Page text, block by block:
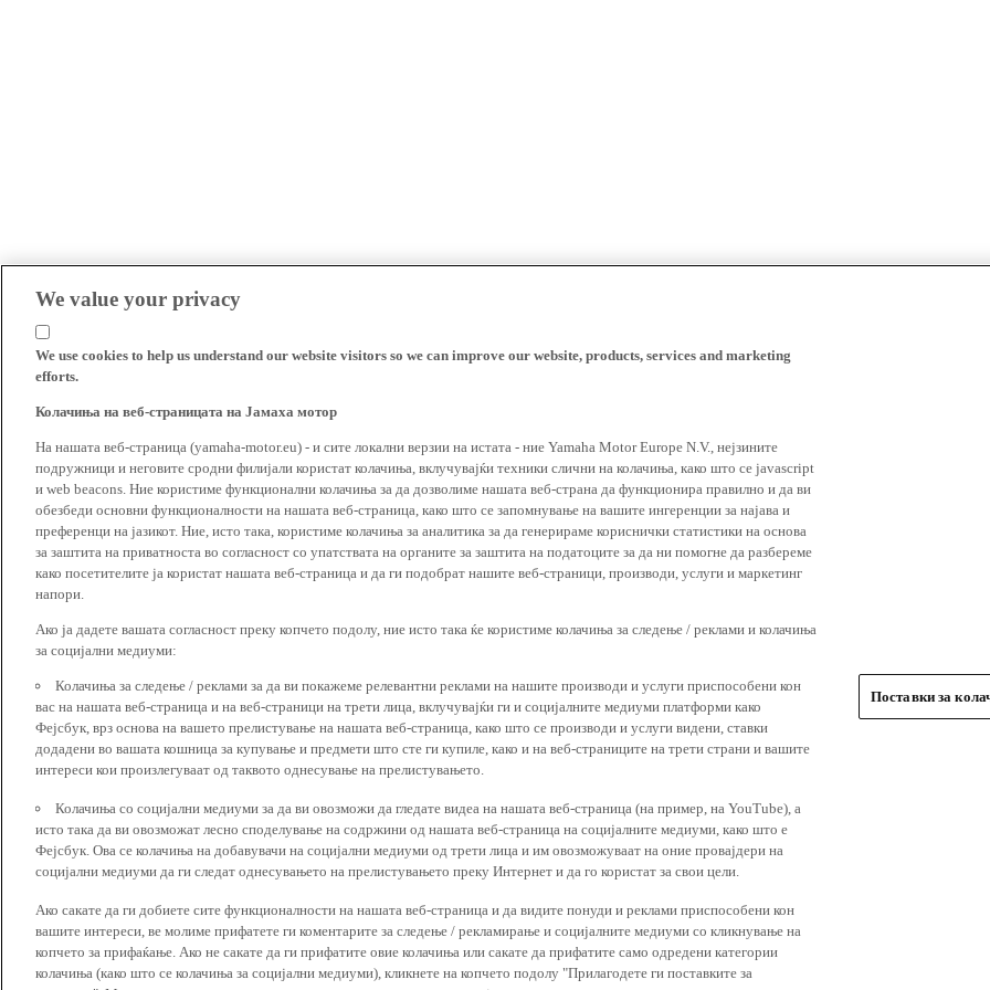
We value your privacy
We use cookies to help us understand our website visitors so we can improve our website, products, services and marketing
efforts.
Колачиња на веб-страницата на Јамаха мотор
На нашата веб-страница (yamaha-motor.eu) - и сите локални верзии на истата - ние Yamaha Motor Europe N.V., нејзините
подружници и неговите сродни филијали користат колачиња, вклучувајќи техники слични на колачиња, како што се javascript
и web beacons. Ние користиме функционални колачиња за да дозволиме нашата веб-страна да функционира правилно и да ви
обезбеди основни функционалности на нашата веб-страница, како што се запомнување на вашите ингеренции за најава и
преференци на јазикот. Ние, исто така, користиме колачиња за аналитика за да генерираме кориснички статистики на основа
за заштита на приватноста во согласност со упатствата на органите за заштита на податоците за да ни помогне да разбереме
како посетителите ја користат нашата веб-страница и да ги подобрат нашите веб-страници, производи, услуги и маркетинг
напори.
Ако ја дадете вашата согласност преку копчето подолу, ние исто така ќе користиме колачиња за следење / реклами и колачиња
за социјални медиуми:
Колачиња за следење / реклами за да ви покажеме релевантни реклами на нашите производи и услуги приспособени кон
вас на нашата веб-страница и на веб-страници на трети лица, вклучувајќи ги и социјалните медиуми платформи како
Фејсбук, врз основа на вашето прелистување на нашата веб-страница, како што се производи и услуги видени, ставки
додадени во вашата кошница за купување и предмети што сте ги купиле, како и на веб-страниците на трети страни и вашите
интереси кои произлегуваат од таквото однесување на прелистувањето.
Колачиња со социјални медиуми за да ви овозможи да гледате видеа на нашата веб-страница (на пример, на YouTube), а
исто така да ви овозможат лесно споделување на содржини од нашата веб-страница на социјалните медиуми, како што е
Фејсбук. Ова се колачиња на добавувачи на социјални медиуми од трети лица и им овозможуваат на оние провајдери на
социјални медиуми да ги следат однесувањето на прелистувањето преку Интернет и да го користат за свои цели.
Ако сакате да ги добиете сите функционалности на нашата веб-страница и да видите понуди и реклами приспособени кон
вашите интереси, ве молиме прифатете ги коментарите за следење / рекламирање и социјалните медиуми со кликнување на
копчето за прифаќање. Ако не сакате да ги прифатите овие колачиња или сакате да прифатите само одредени категории
колачиња (како што се колачиња за социјални медиуми), кликнете на копчето подолу "Прилагодете ги поставките за
Поставки за